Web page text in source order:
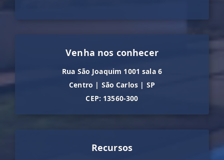
Venha nos conhecer
Rua São Joaquim 1001 sala 6
Centro | São Carlos | SP
CEP: 13560-300
Recursos